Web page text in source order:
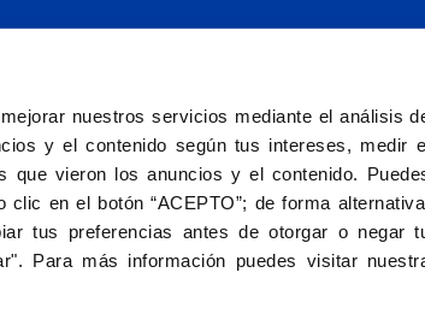
nuestros servicios mediante el análisis
y el contenido según tus intereses, medir
que vieron los anuncios y el contenido.
en el botón “ACEPTO”; de forma
tus preferencias antes de otorgar o negar
Para más información puedes visitar
Universitaria San Pablo CEU - entidad inscrita en el
El CEU